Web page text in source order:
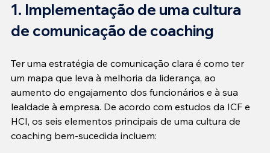
1. Implementação de uma cultura
de comunicação de coaching
Ter uma estratégia de comunicação clara é como ter
um mapa que leva à melhoria da liderança, ao
aumento do engajamento dos funcionários e à sua
lealdade à empresa. De acordo com estudos da ICF e
HCI, os seis elementos principais de uma cultura de
coaching bem-sucedida incluem: